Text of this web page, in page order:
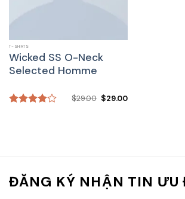
T-SHIRTS
Wicked SS O-Neck
Selected Homme
$29.00 $29.00
ĐĂNG KÝ NHẬN TIN ƯU